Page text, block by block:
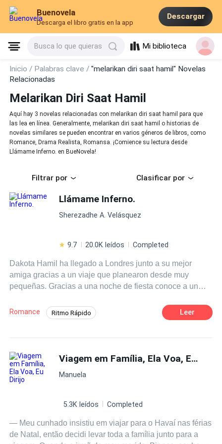
Buenovela
Descarga el libro gratis en la app
Descargar
Busca lo que quieras Mi biblioteca
Inicio / Palabras clave /"melarikan diri saat hamil" Novelas
Relacionadas
Melarikan Diri Saat Hamil
Aquí hay 3 novelas relacionadas con melarikan diri saat hamil para que
las lea en línea. Generalmente, melarikan diri saat hamil o historias de
novelas similares se pueden encontrar en varios géneros de libros, como
Romance, Drama Realista, Romansa. ¡Comience su lectura desde
Llámame Inferno. en BueNovela!
Filtrar por Clasificar por
Llámame Inferno.
Sherezadhe A. Velásquez
9.7 20.0K leídos Completed
Dakota Hamil ha llegado a Londres junto a su mejor
amiga gracias a un viaje que planearon desde muy
pequeñas. Gracias a una noche de fiesta conoce a un
Dakota e inferno cambiará de una manera
extremadamente grande.
Romance Ritmo Rápido
Diferencia de Edad Contemporánea
CEO
Leer
Viagem em Família, Ela Voa, Eu Dirijo
Manuela
5.3K leídos Completed
— Meu cunhado insistiu em viajar para o Havaí nas férias
de Natal, então decidi levar toda a família junto para a